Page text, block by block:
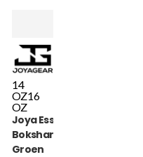
14
OZ16
OZ
Joya Essential
Bokshandschoenen
Groen